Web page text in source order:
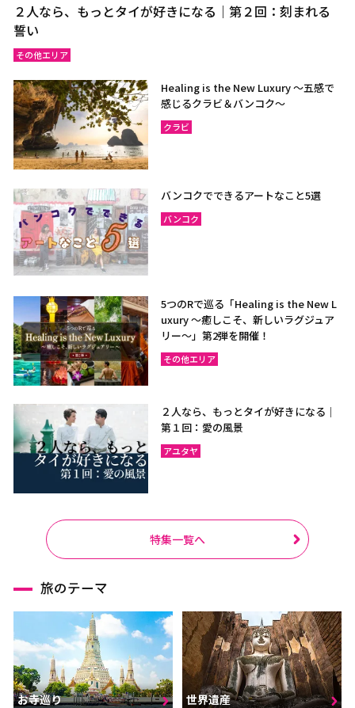
２人なら、もっとタイが好きになる｜第２回：刻まれる
誓い
その他エリア
Healing is the New Luxury ～五感で
感じるクラビ＆バンコク～
クラビ
バンコクでできるアートなこと5選
バンコク
5つのRで巡る「Healing is the New L
uxury ～癒しこそ、新しいラグジュア
リー〜」第2弾を開催！
その他エリア
２人なら、もっとタイが好きになる｜
第１回：愛の風景
アユタヤ
特集一覧へ
旅のテーマ
お寺巡り 世界遺産